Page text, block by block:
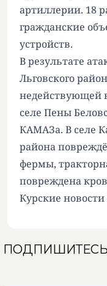
артиллерии. 18
гражданские
устройств.
В результате
Льговского
недействующей
селе Пены
КАМАЗа. В селе
района
фермы,
повреждена
Курские новости